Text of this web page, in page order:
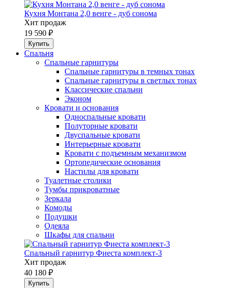
Кухня Монтана 2,0 венге - дуб сонома
Хит продаж
19 590 ₽
Спальня
Спальные гарнитуры
Спальные гарнитуры в темных тонах
Спальные гарнитуры в светлых тонах
Классические спальни
Эконом
Кровати и основания
Односпальные кровати
Полуторные кровати
Двуспальные кровати
Интерьерные кровати
Кровати с подъемным механизмом
Ортопедические основания
Настилы для кровати
Туалетные столики
Тумбы прикроватные
Зеркала
Комоды
Подушки
Одеяла
Шкафы для спальни
Спальный гарнитур Фиеста комплект-3
Хит продаж
40 180 ₽